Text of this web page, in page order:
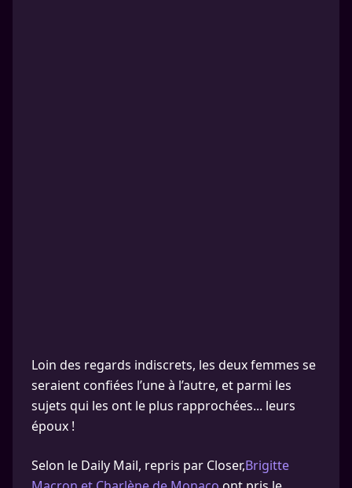
Loin des regards indiscrets, les deux femmes se
seraient confiées l’une à l’autre, et parmi les
sujets qui les ont le plus rapprochées... leurs
époux !
Selon le Daily Mail, repris par Closer,Brigitte